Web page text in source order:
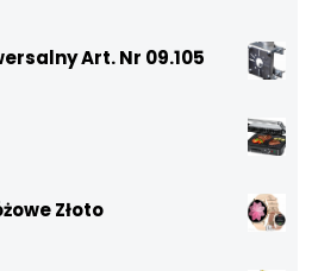
Art. Nr 09.105
Złoto